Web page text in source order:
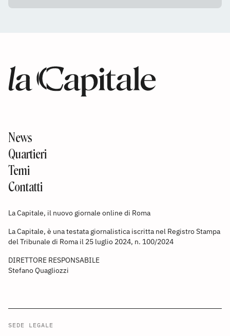
News
Quartieri
Temi
Contatti
La Capitale, il nuovo giornale online di Roma
La Capitale, è una testata giornalistica iscritta nel Registro Stampa
del Tribunale di Roma il 25 luglio 2024, n. 100/2024
DIRETTORE RESPONSABILE
Stefano Quagliozzi
SEDE LEGALE